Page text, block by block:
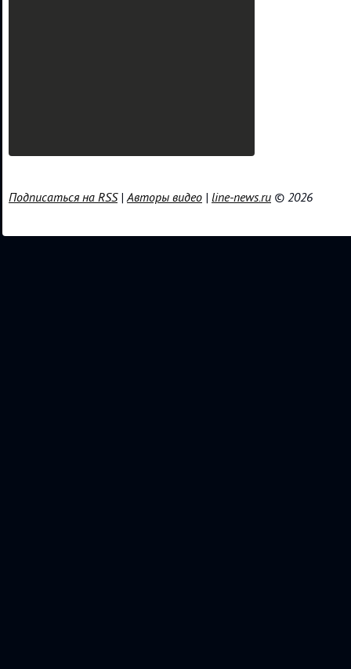
Подписаться на RSS|Авторы видео | line-news.ru © 2026